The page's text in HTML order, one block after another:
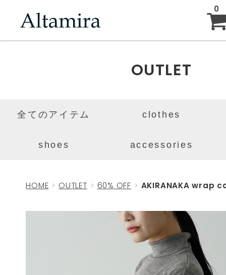
0
ABOUT
BRAND
BLOG
OUTLET
全てのアイテム clothes
shoes accessories
HOME OUTLET 60% OFF AKIRANAKA wrap